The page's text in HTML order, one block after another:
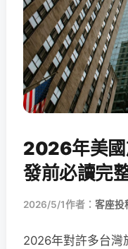
2026年美國
發前必讀完
2026/5/1作者： 客座投
2026年對許多台灣